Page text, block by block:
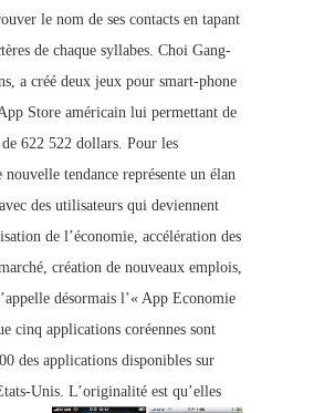
le nom de ses contacts en tapant
de chaque syllabes. Choi Gang-
a créé deux jeux pour smart-phone
Store américain lui permettant de
622 522 dollars. Pour les
nouvelle tendance représente un élan
des utilisateurs qui deviennent
de l’économie, accélération des
création de nouveaux emplois,
désormais l’« App Economie
cinq applications coréennes sont
des applications disponibles sur
Unis. L’originalité est qu’elles